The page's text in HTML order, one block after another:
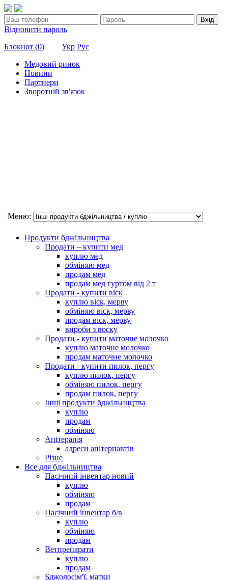
Вхід
Відновити пароль
Блокнот (0) Укр Рус
Медовий ринок
Новини
Партнери
Зворотній зв'язок
Меню:
Продукти бджільництва
Продати – купити мед
куплю мед
обміняю мед
продам мед
продам мед гуртом від 2 т
Продати - купити віск
куплю віск, мерву
обміняю віск, мерву
продам віск, мерву
вироби з воску
Продати - купити маточне молочко
куплю маточне молочко
продам маточне молочко
Продати - купити пилок, пергу
куплю пилок, пергу
обміняю пилок, пергу
продам пилок, пергу
Інші продукти бджільництва
куплю
продам
обміняю
Апітерапія
адреси апітерпавтів
Різне
Все для бджільництва
Пасічний інвентар новий
куплю
обміняю
продам
Пасічний інвентар б/в
куплю
обміняю
продам
Ветпрепарати
куплю
продам
Бджолосім'ї, матки